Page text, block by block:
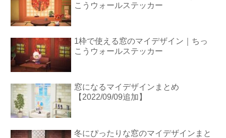
こうウォールステッカー
1枠で使える窓のマイデザイン｜ちっ
こうウォールステッカー
窓になるマイデザインまとめ
【2022/09/09追加】
冬にぴったりな窓のマイデザインまと